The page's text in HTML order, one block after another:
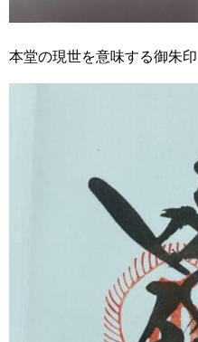
本堂の現世を意味する御朱印